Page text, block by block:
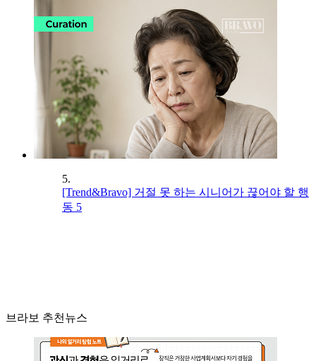
5.
[Trend&Bravo] 거절 못 하는 시니어가 끊어야 할 행
동 5
브라보 추천뉴스